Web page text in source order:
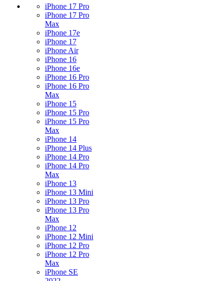
iPhone 17 Pro
iPhone 17 Pro
Max
iPhone 17e
iPhone 17
iPhone Air
iPhone 16
iPhone 16e
iPhone 16 Pro
iPhone 16 Pro
Max
iPhone 15
iPhone 15 Pro
iPhone 15 Pro
Max
iPhone 14
iPhone 14 Plus
iPhone 14 Pro
iPhone 14 Pro
Max
iPhone 13
iPhone 13 Mini
iPhone 13 Pro
iPhone 13 Pro
Max
iPhone 12
iPhone 12 Mini
iPhone 12 Pro
iPhone 12 Pro
Max
iPhone SE